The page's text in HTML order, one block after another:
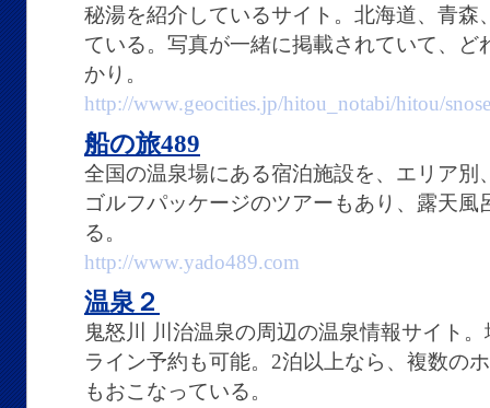
秘湯を紹介しているサイト。北海道、青森
ている。写真が一緒に掲載されていて、
かり。
http://www.geocities.jp/hitou_notabi/hitou/
船の旅489
全国の温泉場にある宿泊施設を、エリア別
ゴルフパッケージのツアーもあり、露天
る。
http://www.yado489.com
温泉２
鬼怒川 川治温泉の周辺の温泉情報サイト
ライン予約も可能。2泊以上なら、複数の
もおこなっている。